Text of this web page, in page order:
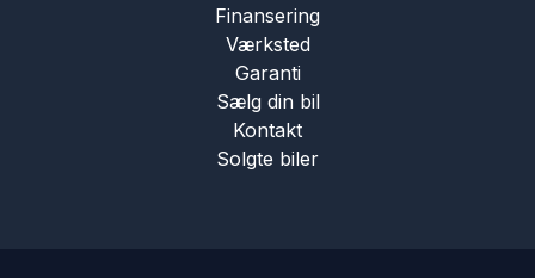
Finansering
Værksted
Garanti
Sælg din bil
Kontakt
Solgte biler